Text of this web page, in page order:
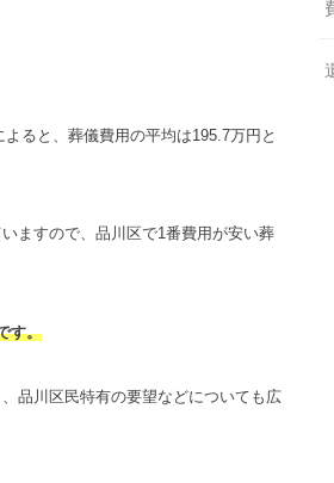
ると、葬儀費用の平均は195.7万円と
ますので、品川区で1番費用が安い葬
す。
品川区民特有の要望などについても広